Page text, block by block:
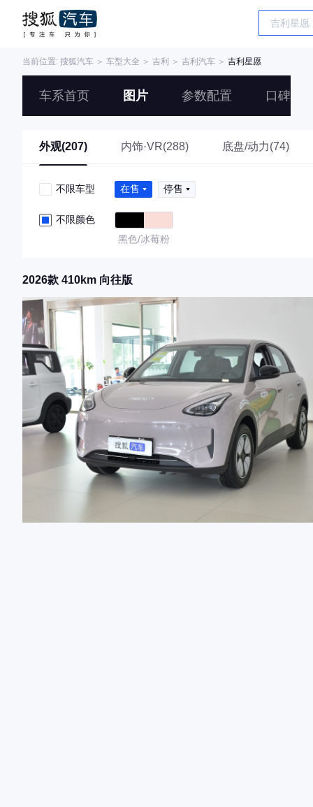
当前位置: 搜狐汽车 ＞ 车型大全 ＞ 吉利 ＞ 吉利汽车 ＞ 吉利星愿
车系首页 图片 参数配置 口碑
外观(207) 内饰·VR(288) 底盘/动力(74)
不限车型 在售 停售
不限颜色
黑色/冰莓粉
2026款 410km 向往版